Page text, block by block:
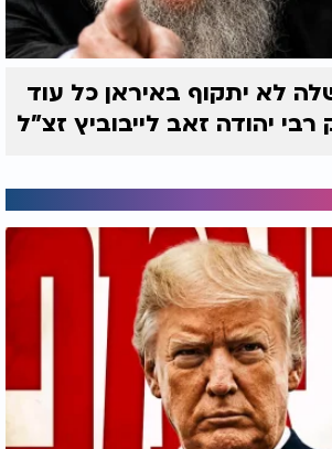
לא יתקוף באיראן כל עוד
רבי יהודה זאב לייבוביץ זצ"ל